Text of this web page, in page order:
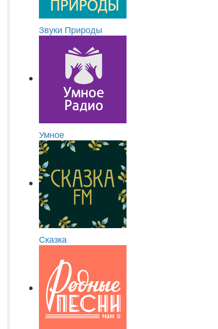
Звуки Природы
Умное
Сказка